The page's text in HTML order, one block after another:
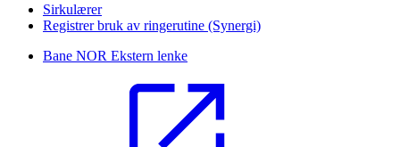
Sirkulærer
Registrer bruk av ringerutine (Synergi)
Bane NOR Ekstern lenke